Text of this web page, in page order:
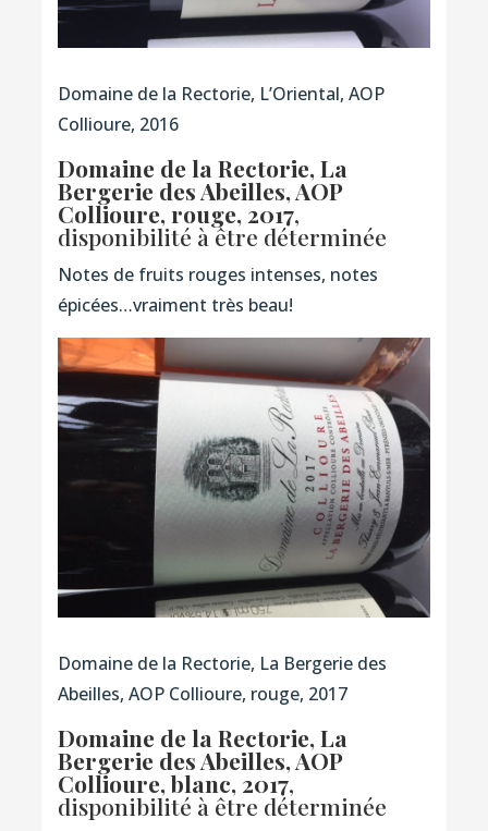
Domaine de la Rectorie, L’Oriental, AOP
Collioure, 2016
Domaine de la Rectorie, La
Bergerie des Abeilles, AOP
Collioure, rouge, 2017,
disponibilité à être déterminée
Notes de fruits rouges intenses, notes
épicées…vraiment très beau!
Domaine de la Rectorie, La Bergerie des
Abeilles, AOP Collioure, rouge, 2017
Domaine de la Rectorie, La
Bergerie des Abeilles, AOP
Collioure, blanc, 2017,
disponibilité à être déterminée